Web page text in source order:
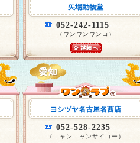
矢場動物堂
052-242-1115
（ワンワンワンコ）
ヨシヅヤ名古屋名西店
052-528-2235
（ニャンニャンサイコー）